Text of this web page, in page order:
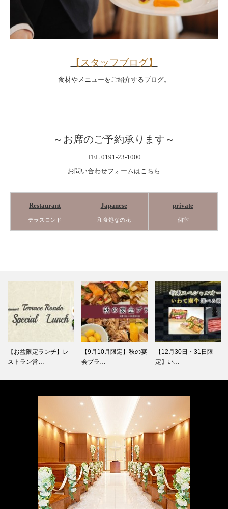
【スタッフブログ】
食材やメニューをご紹介するブログ。
～お席のご予約承ります～
TEL 0191-23-1000
お問い合わせフォームはこちら
Restaurant
テラスロンド
Japanese
和食処なの花
private
個室
【お盆限定ランチ】レ
ストラン営…
【9月10月限定】秋の宴
会プラ…
【12月30日・31日限
定】い…